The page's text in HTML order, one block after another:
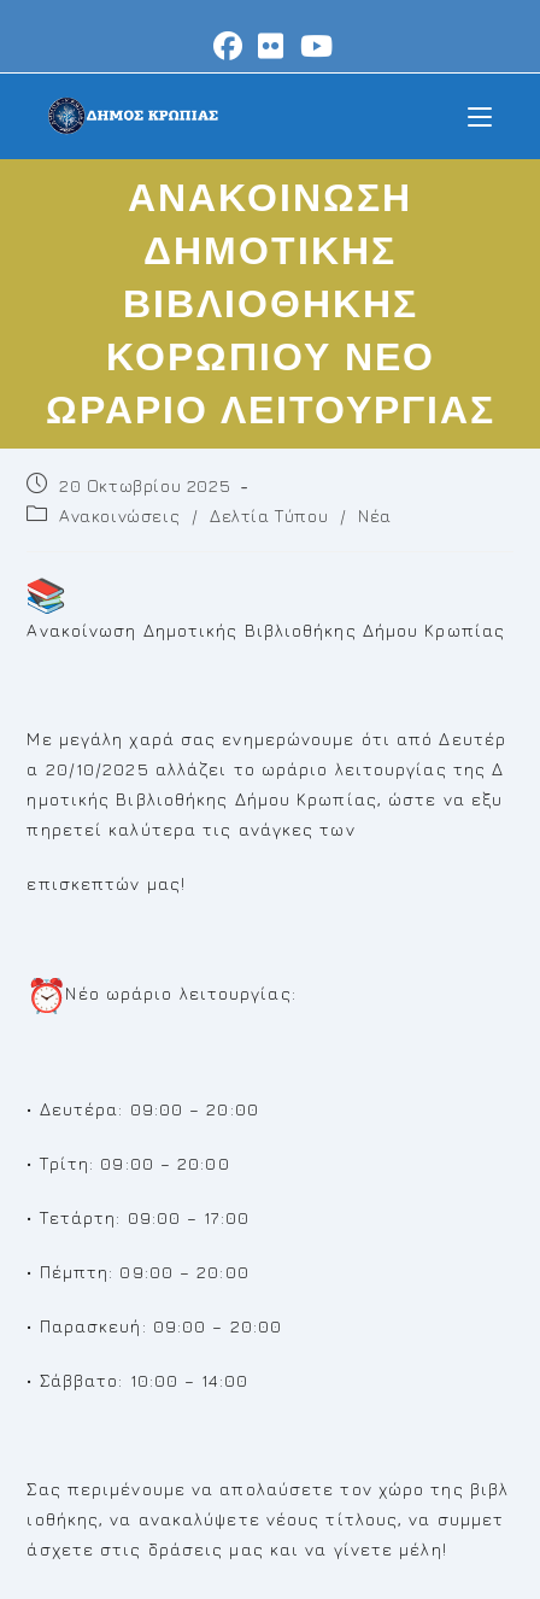
content
ΑΝΑΚΟΙΝΩΣΗ
ΔΗΜΟΤΙΚΗΣ
ΒΙΒΛΙΟΘΗΚΗΣ
ΚΟΡΩΠΙΟΥ ΝΕΟ
ΩΡΑΡΙΟ ΛΕΙΤΟΥΡΓΙΑΣ
Post
published:
20 Οκτωβρίου 2025
PostΑνακοινώσεις / Δελτία Τύπου / Νέα
Ανακοίνωση Δημοτικής Βιβλιοθήκης Δήμου Κρωπίας
Με μεγάλη χαρά σας ενημερώνουμε ότι από Δευτέρ
α 20/10/2025 αλλάζει το ωράριο λειτουργίας της Δ
ημοτικής Βιβλιοθήκης Δήμου Κρωπίας, ώστε να εξυ
πηρετεί καλύτερα τις ανάγκες των
επισκεπτών μας!
Νέο ωράριο λειτουργίας:
• Δευτέρα: 09:00 – 20:00
• Τρίτη: 09:00 – 20:00
• Τετάρτη: 09:00 – 17:00
• Πέμπτη: 09:00 – 20:00
• Παρασκευή: 09:00 – 20:00
• Σάββατο: 10:00 – 14:00
Σας περιμένουμε να απολαύσετε τον χώρο της βιβλ
ιοθήκης, να ανακαλύψετε νέους τίτλους, να συμμετ
άσχετε στις δράσεις μας και να γίνετε μέλη!